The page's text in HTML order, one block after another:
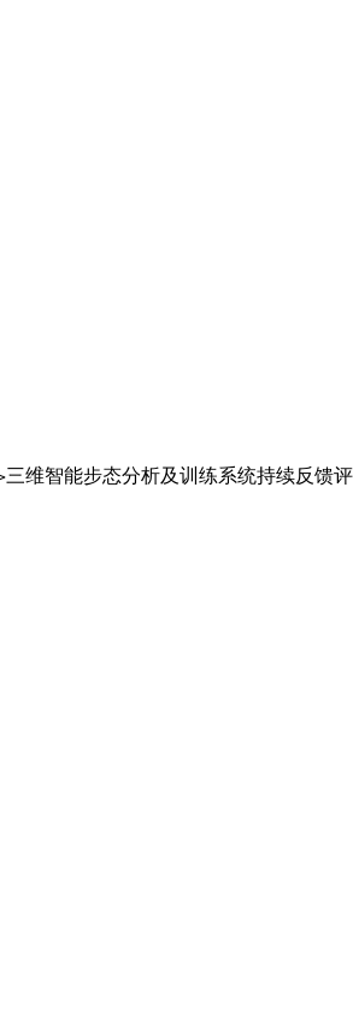
三维智能步态分析及训练系统持续反馈